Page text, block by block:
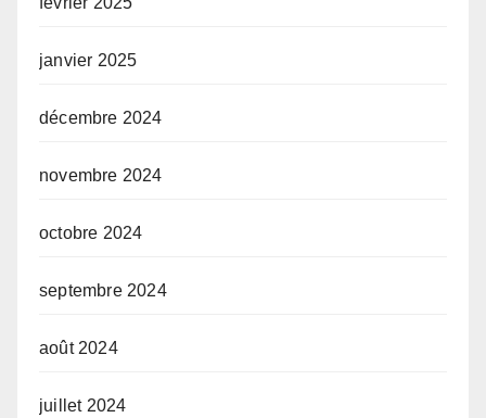
janvier 2025
décembre 2024
novembre 2024
octobre 2024
septembre 2024
août 2024
juillet 2024